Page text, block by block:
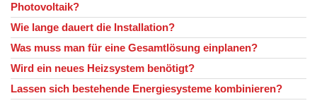
Photovoltaik?
Wie lange dauert die Installation?
Was muss man für eine Gesamtlösung einplanen?
Wird ein neues Heizsystem benötigt?
Lassen sich bestehende Energiesysteme kombinieren?